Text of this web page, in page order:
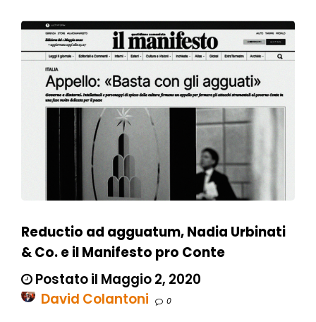
Reductio ad agguatum, Nadia Urbinati
& Co. e il Manifesto pro Conte
Postato il Maggio 2, 2020
David Colantoni
0